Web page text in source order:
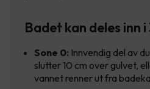
Badet kan deles inn i
Sone 0: Innvendig del av
slutter 10 cm over gulvet,
vannet renner ut fra